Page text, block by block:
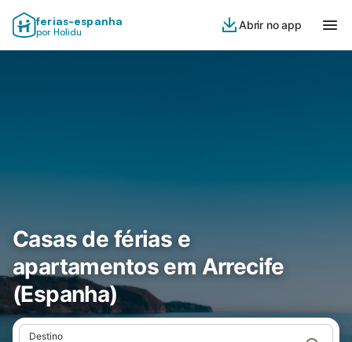
ferias-espanha
por Holidu
Abrir no app
Casas de férias e
apartamentos em Arrecife
(Espanha)
Destino